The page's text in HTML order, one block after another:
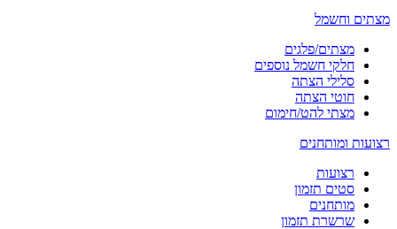
מצתים וחשמל
מצתים/פלגים
חלקי חשמל נוספים
סלילי הצתה
חוטי הצתה
מצתי להט/חימום
רצועות ומותחנים
רצועות
סטים תזמון
מותחנים
שרשרת תזמון